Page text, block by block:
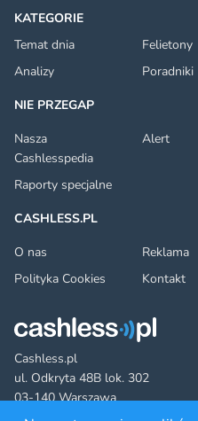
Cashless.pl
ul. Odkryta 48B lok. 302
03-140 Warszawa
KATEGORIE
Temat dnia
Felietony
Analizy
Poradniki
NIE PRZEGAP
Nasza
Cashlesspedia
Alert
Raporty specjalne
CASHLESS.PL
O nas
Reklama
Polityka Cookies
Kontakt